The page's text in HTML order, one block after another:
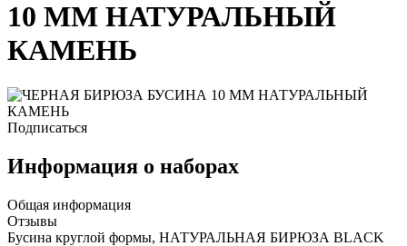
10 ММ НАТУРАЛЬНЫЙ
КАМЕНЬ
Подписаться
Информация о наборах
Общая информация
Отзывы
Бусина круглой формы, НАТУРАЛЬНАЯ БИРЮЗА BLACK